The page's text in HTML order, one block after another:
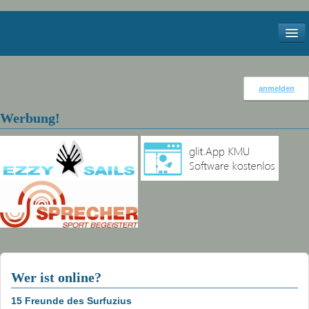
Meteo
Webcams
2012
anmelden
Werbung!
Wer ist online?
15 Freunde des Surfuzius